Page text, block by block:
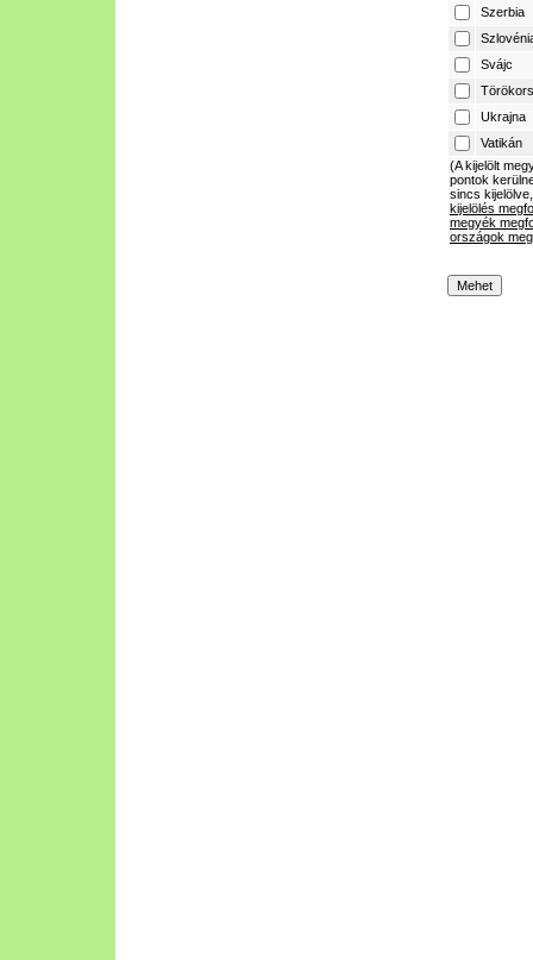
Szerbia
Svájc
Ukrajna
Vatikán
(A kijelölt
pontok
sincs
kijelölés
megyék
országok